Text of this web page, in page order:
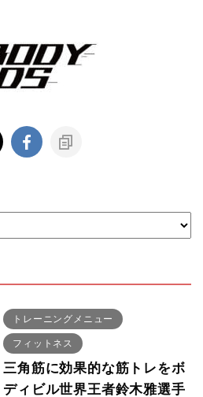
トレーニングメニュー
フィットネス
三角筋に効果的な筋トレをボ
ディビル世界王者鈴木雅選手